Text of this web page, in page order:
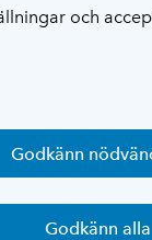
och
Godkänn
Godkänn alla